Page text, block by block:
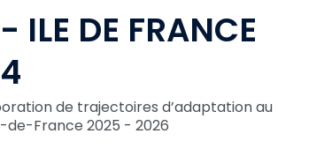
DE FRANCE
de trajectoires d’adaptation au
France 2025 - 2026